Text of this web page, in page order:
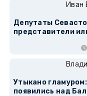
Иван
Депутаты
представители
Утыкано
появились над